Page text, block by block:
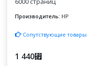
Производитель: HP
Сопутствующие товары
1 440⃏